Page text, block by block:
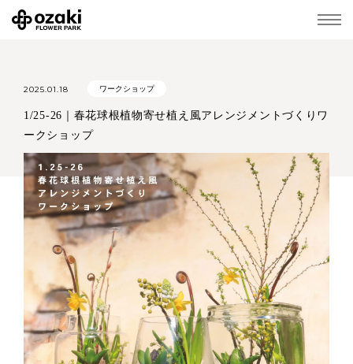
2025.01.18 ワークショップ
1/25-26｜春花球根植物寄せ植え風アレンジメントづくりワ
ークショップ